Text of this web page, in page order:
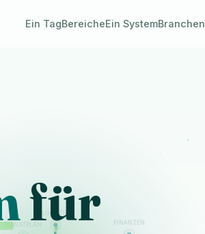
Ein TagBereicheEin SystemBranchen
für